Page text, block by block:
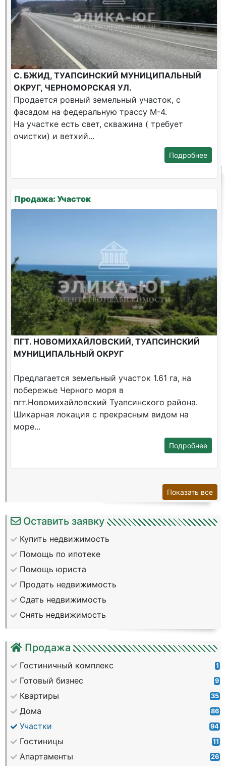
Оставить заявку
Купить недвижимость
Помощь по ипотеке
Помощь юриста
Продать недвижимость
Сдать недвижимость
Снять недвижимость
Продажа
Гостиничный комплекс 1
Готовый бизнес 9
Квартиры 35
Дома 86
Участки 94
Гостиницы 11
Апартаменты 26
С. БЖИД, ТУАПСИНСКИЙ МУНИЦИПАЛЬНЫЙ
ОКРУГ, ЧЕРНОМОРСКАЯ УЛ.
Продается ровный земельный участок, с
фасадом на федеральную трассу М-4.
На участке есть свет, скважина ( требует
очистки) и ветхий...
Подробнее
Продажа: Участок
ПГТ. НОВОМИХАЙЛОВСКИЙ, ТУАПСИНСКИЙ
МУНИЦИПАЛЬНЫЙ ОКРУГ
Предлагается земельный участок 1.61 га, на
побережье Черного моря в
пгт.Новомихайловский Туапсинского района.
Шикарная локация c прекрасным видом на
море...
Подробнее
Показать все